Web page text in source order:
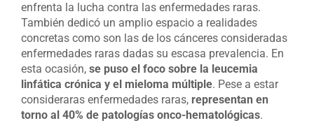
enfrenta la lucha contra las enfermedades raras.
También dedicó un amplio espacio a realidades
concretas como son las de los cánceres consideradas
enfermedades raras dadas su escasa prevalencia. En
esta ocasión, se puso el foco sobre la leucemia
linfática crónica y el mieloma múltiple. Pese a estar
consideraras enfermedades raras, representan en
torno al 40% de patologías onco-hematológicas.